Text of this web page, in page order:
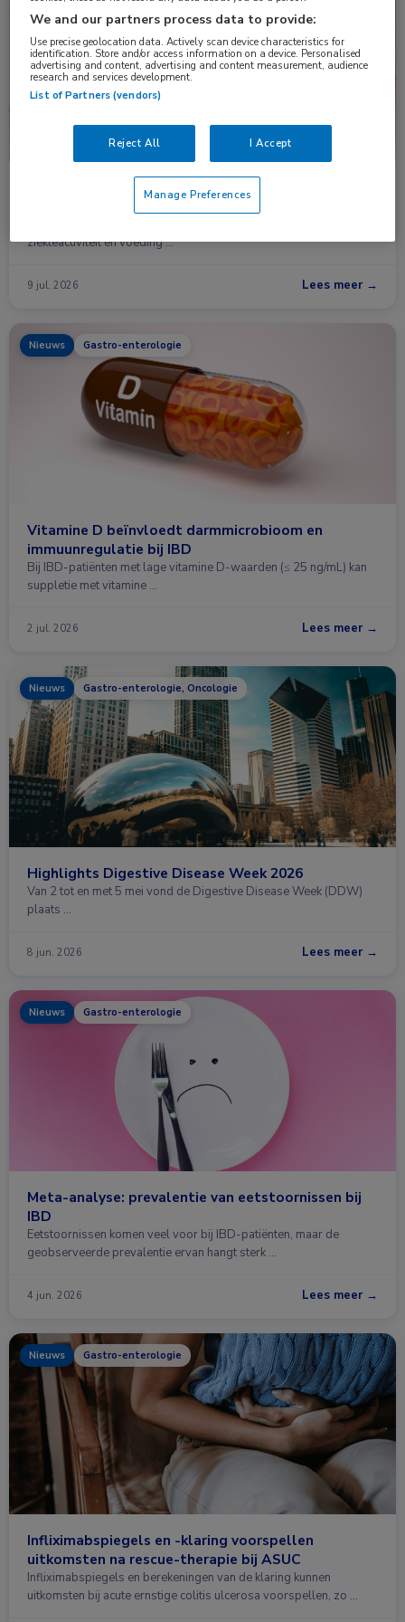
Handknijpkracht mogelijk bruikbare biomarker bij
ziekteactiviteit en voeding …
9 jul. 2026 Lees meer →
Nieuws Gastro-enterologie
Vitamine D beïnvloedt darmmicrobioom en
immuunregulatie bij IBD
Bij IBD-patiënten met lage vitamine D-waarden (≤ 25 ng/mL) kan
suppletie met vitamine …
2 jul. 2026 Lees meer →
Nieuws Gastro-enterologie, Oncologie
Highlights Digestive Disease Week 2026
Van 2 tot en met 5 mei vond de Digestive Disease Week (DDW)
plaats …
8 jun. 2026 Lees meer →
Nieuws Gastro-enterologie
Meta-analyse: prevalentie van eetstoornissen bij
IBD
Eetstoornissen komen veel voor bij IBD-patiënten, maar de
geobserveerde prevalentie ervan hangt sterk …
4 jun. 2026 Lees meer →
Nieuws Gastro-enterologie
Infliximabspiegels en -klaring voorspellen
uitkomsten na rescue-therapie bij ASUC
Infliximabspiegels en berekeningen van de klaring kunnen
uitkomsten bij acute ernstige colitis ulcerosa voorspellen, zo …
We and our partners process data to provide:
Use precise geolocation data. Actively scan device characteristics for
identification. Store and/or access information on a device. Personalised
advertising and content, advertising and content measurement, audience
research and services development.
List of Partners (vendors)
Reject All I Accept
Manage Preferences